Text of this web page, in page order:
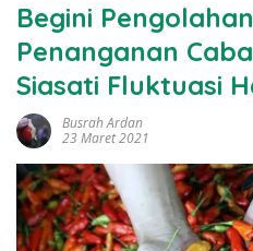
Begini
Penanganan
Siasati Fluktuasi
Busrah Ardan
23 Maret 2021